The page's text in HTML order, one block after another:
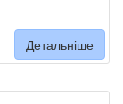
Детальніше